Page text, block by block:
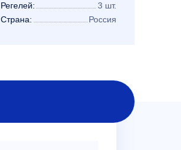
Регелей:
3 шт.
Страна:
Россия